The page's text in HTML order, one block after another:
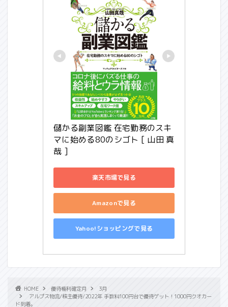
儲かる副業図鑑 在宅勤務のスキ
マに始める80のシゴト [ 山田 真
哉 ]
楽天市場で見る
Amazonで見る
Yahoo!ショッピングで見る
HOME 優待権利確定月
3月
アルプス物流/株主優待/2022年 手数料100円台で優待ゲット！1000円クオカー
ド到着。